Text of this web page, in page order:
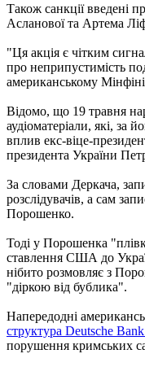
Також санкції введені
Асланової та Артема
"Ця акція є чітким
про неприпустимість
американському
Відомо, що 19 травня
аудіоматеріали, які, за
вплив екс-віце-
президента України
За словами Деркача,
розслідувачів, а сам
Порошенко.
Тоді у Порошенка
ставлення США до
нібито розмовляє з
"діркою від бублика".
Напередодні
структура Deutsche
порушення кримських